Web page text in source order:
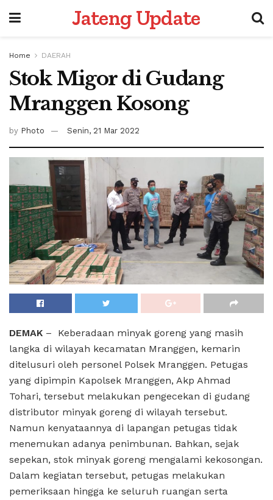
Jateng Update
Home DAERAH
Stok Migor di Gudang
Mranggen Kosong
by Photo Senin, 21 Mar 2022
DEMAK – Keberadaan minyak goreng yang masih
langka di wilayah kecamatan Mranggen, kemarin
ditelusuri oleh personel Polsek Mranggen. Petugas
yang dipimpin Kapolsek Mranggen, Akp Ahmad
Tohari, tersebut melakukan pengecekan di gudang
distributor minyak goreng di wilayah tersebut.
Namun kenyataannya di lapangan petugas tidak
menemukan adanya penimbunan. Bahkan, sejak
sepekan, stok minyak goreng mengalami kekosongan.
Dalam kegiatan tersebut, petugas melakukan
pemeriksaan hingga ke seluruh ruangan serta